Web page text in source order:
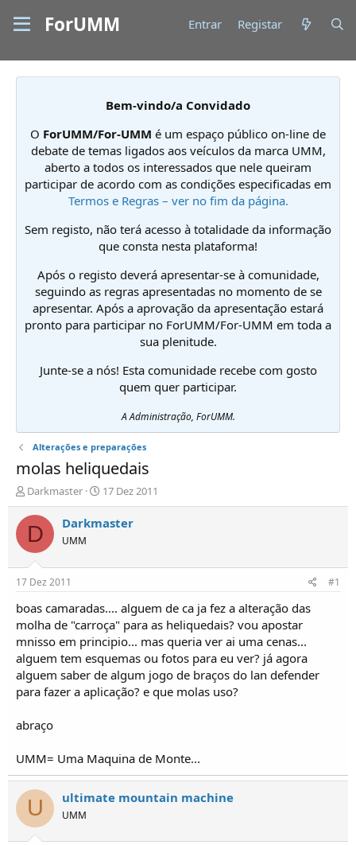
ForUMM Entrar Registar
Bem-vindo/a Convidado
O ForUMM/For-UMM é um espaço público on-line de
debate de temas ligados aos veículos da marca UMM,
aberto a todos os interessados que nele queiram
participar de acordo com as condições especificadas em
Termos e Regras – ver no fim da página.
Sem registo, não terá acesso à totalidade da informação
que consta nesta plataforma!
Após o registo deverá apresentar-se à comunidade,
seguindo as regras apresentadas no momento de se
apresentar. Após a aprovação da apresentação estará
pronto para participar no ForUMM/For-UMM em toda a
sua plenitude.
Junte-se a nós! Esta comunidade recebe com gosto
quem quer participar.
A Administração, ForUMM.
Alterações e preparações
molas heliquedais
I
n
i
i
d
o
r
e
T
ó
p
i
s
Darkmaster
D
a
t
í
i
o
17 Dez 2011
D Darkmaster
UMM
17 Dez 2011 #1
boas camaradas.... alguem de ca ja fez a alteração das
molha de "carroça" para as heliquedais? vou apostar
mnisso em principio... mas queria ver ai uma cenas...
alguem tem esquemas ou fotos para eu ver? já agora
alguem saber de algum jogo de braços do lan defender
para fazer a aplicação? e que molas uso?
abraço
UMM= Uma Maquina de Monte...
U ultimate mountain machine
UMM